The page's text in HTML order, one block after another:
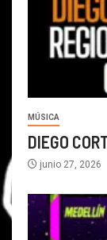
MÚSICA
DIEGO
junio 27, 2026